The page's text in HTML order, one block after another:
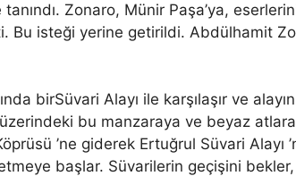
Zonaro, Münir Paşa’ya,
Bu isteği yerine getirildi. Abdülhamit
birSüvari Alayı ile karşılaşır ve
bu manzaraya ve beyaz
’ne giderek Ertuğrul Süvari Alayı
başlar. Süvarilerin geçişini